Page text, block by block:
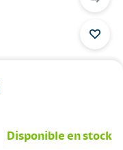
Disponible en stock